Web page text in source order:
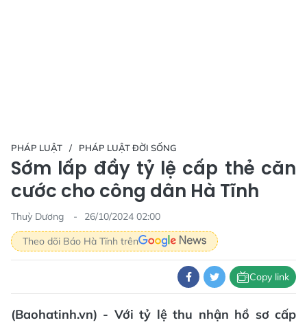
PHÁP LUẬT PHÁP LUẬT ĐỜI SỐNG
Sớm lấp đầy tỷ lệ cấp thẻ căn
cước cho công dân Hà Tĩnh
Thuỳ Dương
26/10/2024 02:00
Theo dõi Báo Hà Tĩnh trên
Copy link
(Baohatinh.vn) - Với tỷ lệ thu nhận hồ sơ cấp